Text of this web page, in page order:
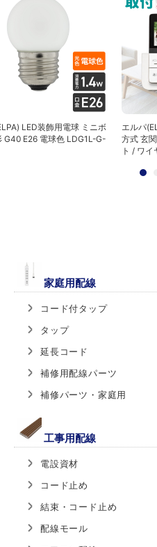
LED装飾用電球 ミニボ
G40 E26 電球色 LDG1L-G-
エルパ
方式 玄
ト / ワ
家庭用配線
コード付タップ
タップ
延長コード
補修用配線パーツ
補修パーツ・家庭用
工事用配線
電設資材
コード止め
結束・コード止め
配線モール